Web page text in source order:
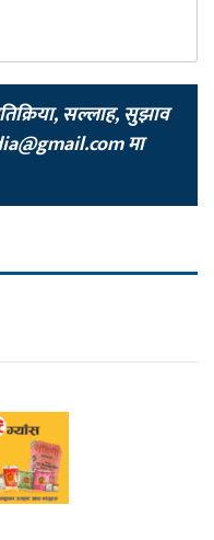
सल्लाह, सुझाव
मा